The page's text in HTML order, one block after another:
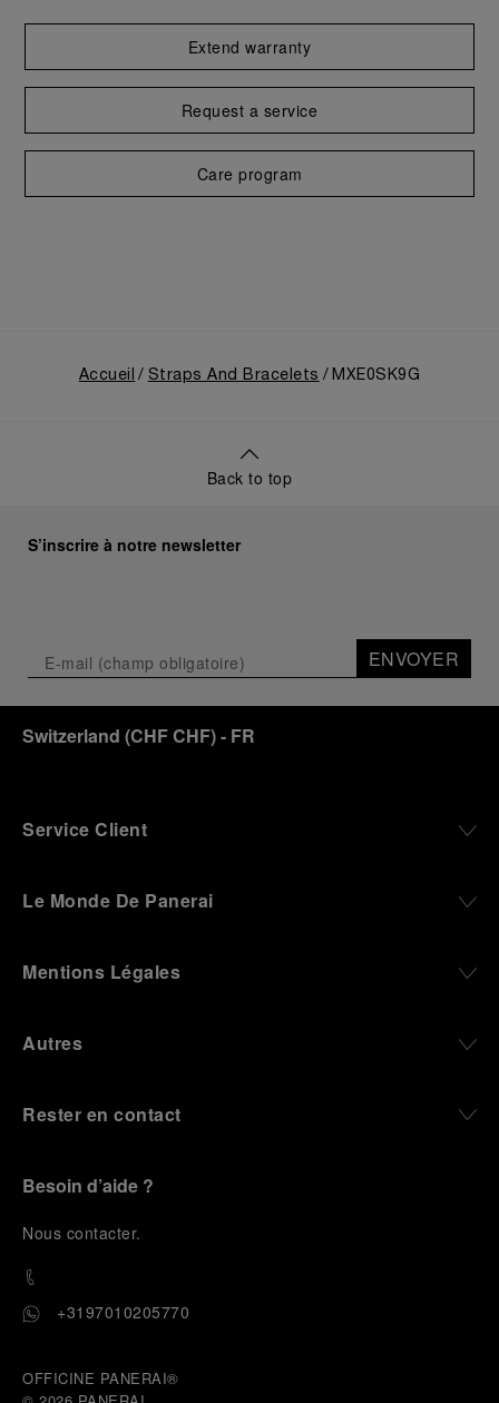
Extend warranty
Request a service
Care program
Accueil Straps And Bracelets MXE0SK9G
Back to top
S’inscrire à notre newsletter
ENVOYER
Switzerland (CHF CHF)- FR
Service Client
Le Monde De Panerai
Mentions Légales
Autres
Rester en contact
Besoin d’aide ?
Nous contacter.
+3197010205770
OFFICINE PANERAI®